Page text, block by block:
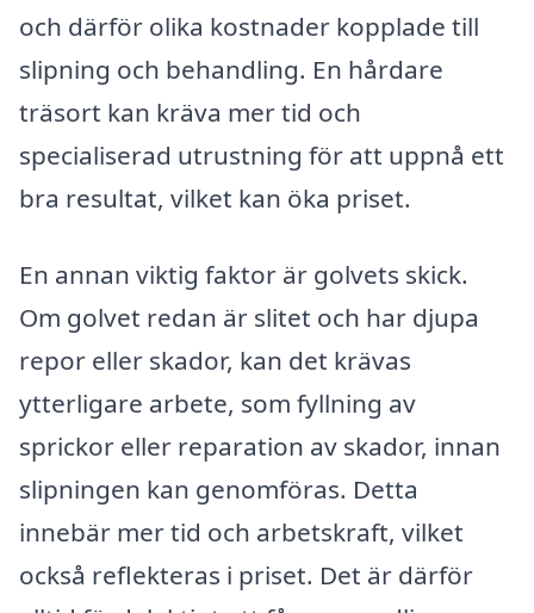
och därför olika kostnader kopplade till
slipning och behandling. En hårdare
träsort kan kräva mer tid och
specialiserad utrustning för att uppnå ett
bra resultat, vilket kan öka priset.
En annan viktig faktor är golvets skick.
Om golvet redan är slitet och har djupa
repor eller skador, kan det krävas
ytterligare arbete, som fyllning av
sprickor eller reparation av skador, innan
slipningen kan genomföras. Detta
innebär mer tid och arbetskraft, vilket
också reflekteras i priset. Det är därför